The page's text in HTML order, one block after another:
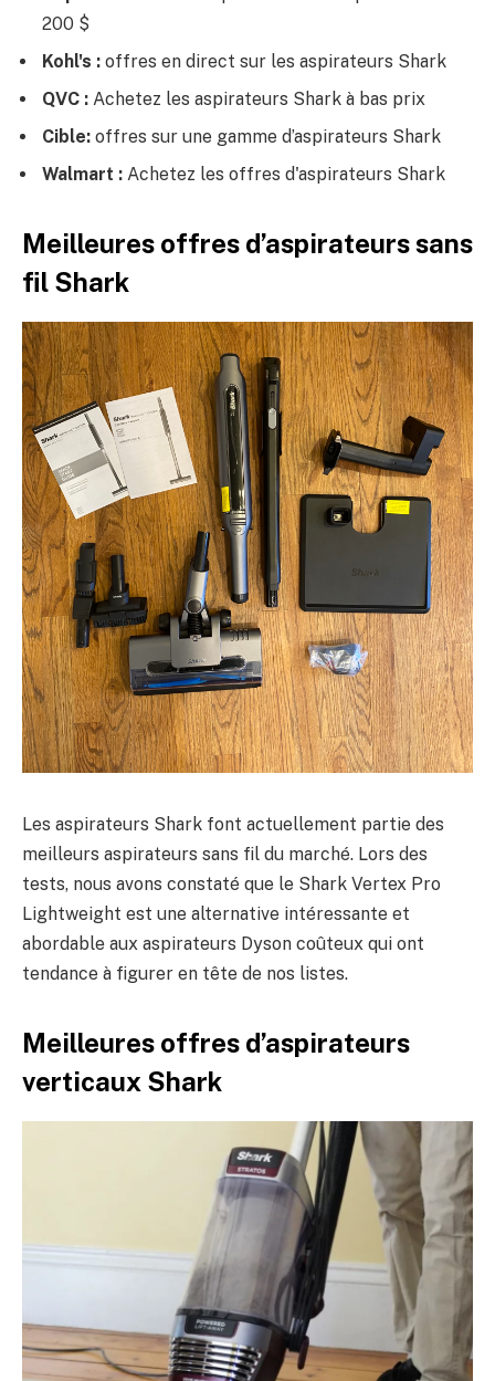
200 $
Kohl's : offres en direct sur les aspirateurs Shark
QVC : Achetez les aspirateurs Shark à bas prix
Cible: offres sur une gamme d’aspirateurs Shark
Walmart : Achetez les offres d'aspirateurs Shark
Meilleures offres d’aspirateurs sans
fil Shark
Les aspirateurs Shark font actuellement partie des
meilleurs aspirateurs sans fil du marché. Lors des
tests, nous avons constaté que le Shark Vertex Pro
Lightweight est une alternative intéressante et
abordable aux aspirateurs Dyson coûteux qui ont
tendance à figurer en tête de nos listes.
Meilleures offres d’aspirateurs
verticaux Shark